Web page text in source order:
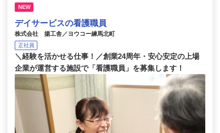
NEW
デイサービスの看護職員
株式会社 揚工舎／ヨウコー練馬北町
正社員
＼経験を活かせる仕事！／創業24周年・安心安定の上場
企業が運営する施設で「看護職員」を募集します！